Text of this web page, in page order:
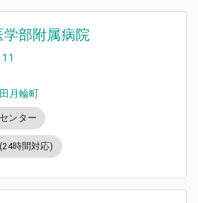
部附属病院
月輪町
ンター
時間対応)